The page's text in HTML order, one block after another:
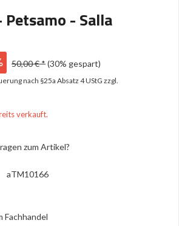
- Salla
50,00 € *(30% gespart)
nach §25a Absatz 4 UStG zzgl.
verkauft.
zum Artikel?
aTM10166
Fachhandel